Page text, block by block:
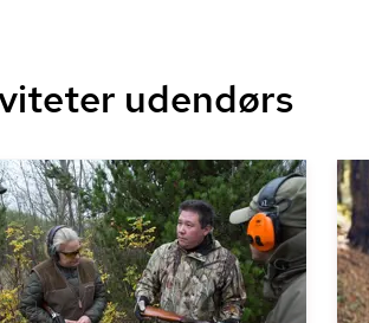
udendørs